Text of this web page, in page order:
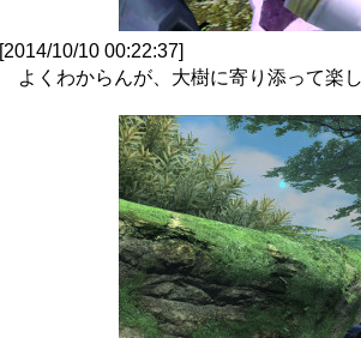
[2014/10/10 00:22:37]
よくわからんが、大樹に寄り添って楽